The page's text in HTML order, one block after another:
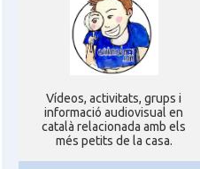
Ví­deos, activitats, grups i
informació audiovisual en
català relacionada amb els
més petits de la casa.